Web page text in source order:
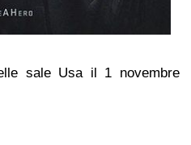
sale Usa il 1 novembre